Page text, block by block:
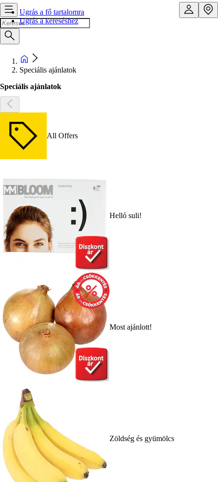
Ugrás a fő tartalomra
Ugrás a kereséshez
Speciális ajánlatok
Speciális ajánlatok
All Offers
Helló suli!
Most ajánlott!
Zöldség és gyümölcs